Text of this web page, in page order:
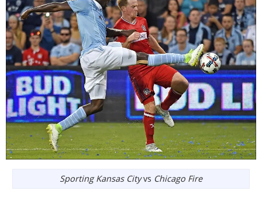
Sporting Kansas Cityvs Chicago Fire